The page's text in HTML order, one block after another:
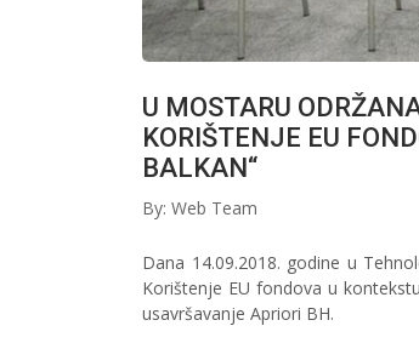
U MOSTARU
KORIŠTENJE EU
BALKAN“
By: Web Team
Dana 14.09.2018. godine u
Korištenje EU fondova u
usavršavanje Apriori BH.